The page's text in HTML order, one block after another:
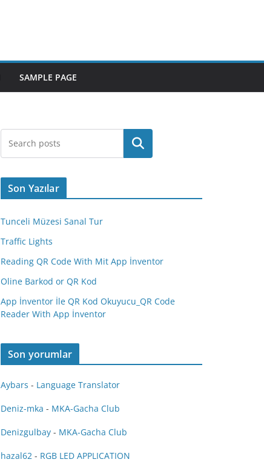
SAMPLE PAGE
Ara
Son Yazılar
Tunceli Müzesi Sanal Tur
Traffic Lights
Reading QR Code With Mit App İnventor
Oline Barkod or QR Kod
App İnventor İle QR Kod Okuyucu_QR Code
Reader With App İnventor
Son yorumlar
Aybars - Language Translator
Deniz-mka - MKA-Gacha Club
Denizgulbay - MKA-Gacha Club
hazal62 - RGB LED APPLICATION